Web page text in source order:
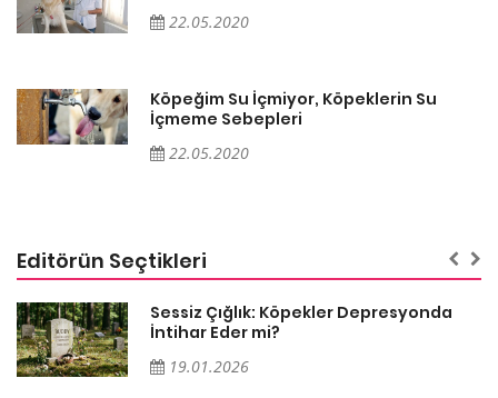
22.05.2020
Köpeğim Su İçmiyor, Köpeklerin Su
İçmeme Sebepleri
22.05.2020
Editörün Seçtikleri
Sessiz Çığlık: Köpekler Depresyonda
İntihar Eder mi?
19.01.2026